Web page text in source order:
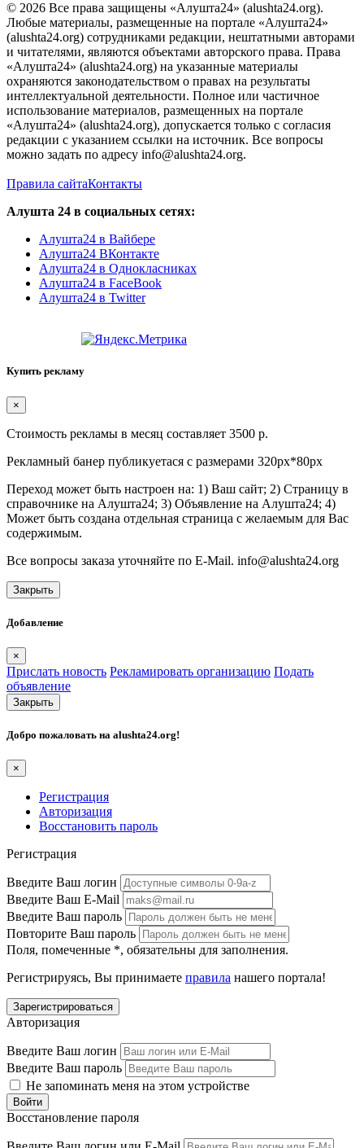
© 2026 Все права защищены «Алушта24» (alushta24.org).
Любые материалы, размещенные на портале «Алушта24»
(alushta24.org) сотрудниками редакции, нештатными авторами
и читателями, являются объектами авторского права. Права
«Алушта24» (alushta24.org) на указанные материалы
охраняются законодательством о правах на результаты
интеллектуальной деятельности. Полное или частичное
использование материалов, размещенных на портале
«Алушта24» (alushta24.org), допускается только с согласия
редакции с указанием ссылки на источник. Все вопросы
можно задать по адресу info@alushta24.org.
Правила сайтаКонтакты
Алушта 24 в социальных сетях:
Алушта24 в Вайбере
Алушта24 ВКонтакте
Алушта24 в Однокласниках
Алушта24 в FaceBook
Алушта24 в Twitter
Купить рекламу
×
Стоимость рекламы в месяц составляет 3500 р.
Рекламный банер публикуетася с размерами 320px*80px
Переход может быть настроен на: 1) Ваш сайт; 2) Страницу в
справочнике на Алушта24; 3) Объявление на Алушта24; 4)
Может быть создана отдельная страница с желаемым для Вас
содержимым.
Все вопросы заказа уточняйте по E-Mail. info@alushta24.org
Закрыть
Добавление
×
Прислать новость Рекламировать организацию Подать
объявление
Закрыть
Добро пожаловать на alushta24.org!
×
Регистрация
Авторизация
Восстановить пароль
Регистрация
Введите Ваш логин
Введите Ваш E-Mail
Введите Ваш пароль
Повторите Ваш пароль
Поля, помеченные *, обязательны для заполнения.
Регистрируясь, Вы принимаете правила нашего портала!
Авторизация
Введите Ваш логин
Введите Ваш пароль
Не запоминать меня на этом устройстве
Восстановление пароля